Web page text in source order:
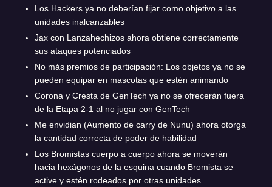
Los Hackers ya no deberían fijar como objetivo a las
unidades inalcanzables
Jax con Lanzahechizos ahora obtiene correctamente
sus ataques potenciados
No más premios de participación: Los objetos ya no se
pueden equipar en mascotas que estén animando
Corona y Cresta de GenTech ya no se ofrecerán fuera
de la Etapa 2-1 al no jugar con GenTech
Me envidian (Aumento de carry de Nunu) ahora otorga
la cantidad correcta de poder de habilidad
Los Bromistas cuerpo a cuerpo ahora se moverán
hacia hexágonos de la esquina cuando Bromista se
active y estén rodeados por otras unidades